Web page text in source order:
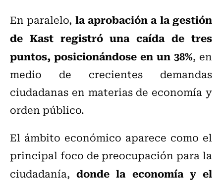
En paralelo, la aprobación a la gestión
de Kast registró una caída de tres
puntos, posicionándose en un 38%, en
medio de crecientes demandas
ciudadanas en materias de economía y
orden público.
El ámbito económico aparece como el
principal foco de preocupación para la
ciudadanía,donde la economía y el